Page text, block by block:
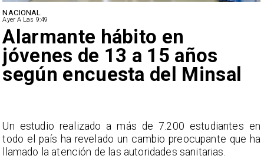
NACIONAL
Ayer A Las 9:49
Alarmante hábito en
jóvenes de 13 a 15 años
según encuesta del Minsal
Un estudio realizado a más de 7.200 estudiantes en
todo el país ha revelado un cambio preocupante que ha
llamado la atención de las autoridades sanitarias.